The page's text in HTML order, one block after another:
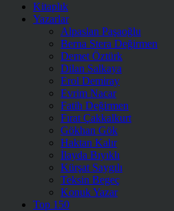
Kitaplık
Yazarlar
Alpaslan Paşaoğlu
Berna Stera Değirmen
Demet Öztürk
Dilan Salkaya
Erol Demiray
Evrim Nacar
Fatih Değirmen
Fırat Çakkalkurt
Gökhan Gök
Haktan Kalır
İlayda Bıyıklı
Kürşat Saygılı
Teksin Begeç
Konuk Yazar
Top 150